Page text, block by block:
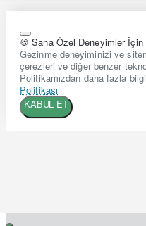
🍪 Sana Özel Deneyimler İçin
Gezinme deneyiminizi ve
çerezleri ve diğer benzer
Politikamızdan daha fazla
Politikası
KABUL ET
hazırlanmakta